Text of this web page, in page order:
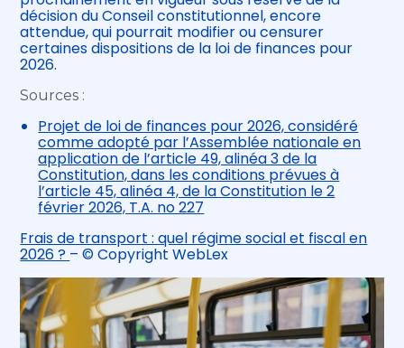
décision du Conseil constitutionnel, encore
attendue, qui pourrait modifier ou censurer
certaines dispositions de la loi de finances pour
2026.
Sources :
Projet de loi de finances pour 2026, considéré
comme adopté par l’Assemblée nationale en
application de l’article 49, alinéa 3 de la
Constitution, dans les conditions prévues à
l’article 45, alinéa 4, de la Constitution le 2
février 2026, T.A. no 227
Frais de transport : quel régime social et fiscal en
2026 ? – © Copyright WebLex